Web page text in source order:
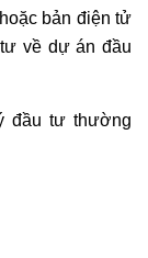
bản điện tử
về dự án đầu
đầu tư thường